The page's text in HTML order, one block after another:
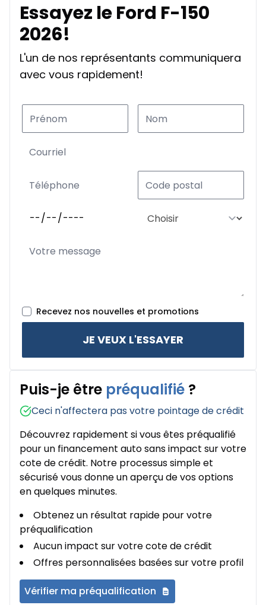
Essayez le Ford F-150
2026!
L'un de nos représentants communiquera
avec vous rapidement!
Recevez nos nouvelles et promotions
JE VEUX L'ESSAYER
Puis-je être préqualifié ?
Ceci n'affectera pas votre pointage de crédit
Découvrez rapidement si vous êtes préqualifié
pour un financement auto sans impact sur votre
cote de crédit. Notre processus simple et
sécurisé vous donne un aperçu de vos options
en quelques minutes.
Obtenez un résultat rapide pour votre
préqualification
Aucun impact sur votre cote de crédit
Offres personnalisées basées sur votre profil
Vérifier ma préqualification